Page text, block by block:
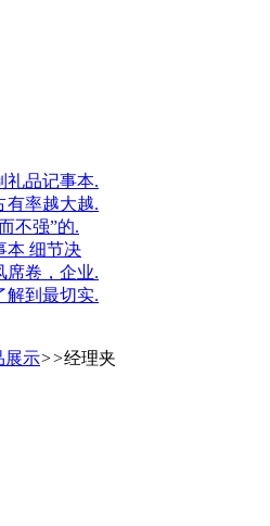
礼品记事本.
有率越大越.
不强”的.
本 细节决
席卷，企业.
解到最切实.
展示>>经理夹